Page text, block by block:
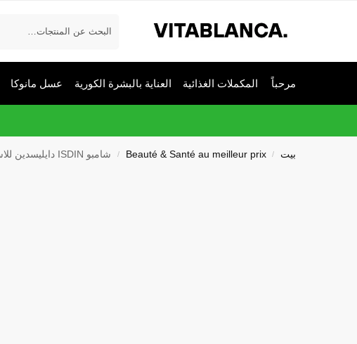
مرحباً المكملات الغذائية العناية بالبشرة الكورية عسل مانوكا
بيت /
Beauté & Santé au meilleur prix
/ شامبو ISDIN دايليسدين للاستخدام المتكرر 400 مل